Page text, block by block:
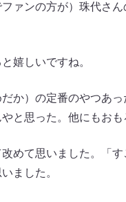
ァンの方が）珠代さ
嬉しいですね。
）の定番のやつあっ
と思った。他にもお
めて思いました。「
ました。